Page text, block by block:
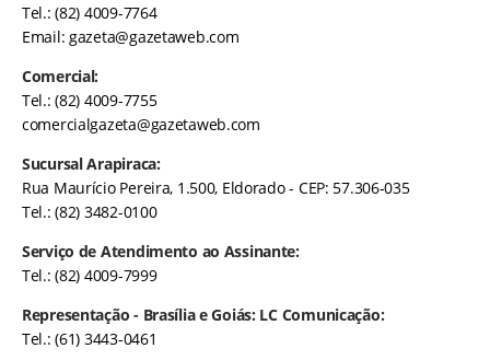
Tel.: (82) 4009-7764
Email:gazeta@gazetaweb.com
Comercial:
Tel.: (82) 4009-7755
comercialgazeta@gazetaweb.com
Sucursal Arapiraca:
Rua Maurício Pereira, 1.500, Eldorado - CEP: 57.306-035
Tel.: (82) 3482-0100
Serviço de Atendimento ao Assinante:
Tel.: (82) 4009-7999
Representação - Brasília e Goiás: LC Comunicação:
Tel.: (61) 3443-0461